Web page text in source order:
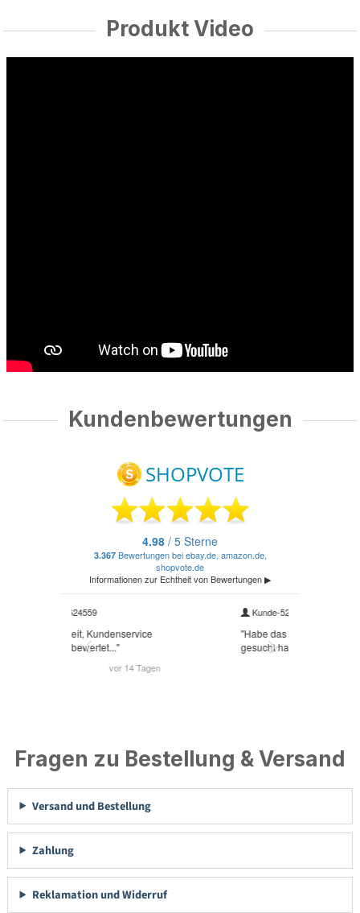
Produkt Video
Kundenbewertungen
Fragen zu Bestellung & Versand
Versand und Bestellung
Zahlung
Reklamation und Widerruf